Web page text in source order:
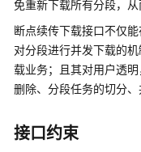
入
门
用
户
南
免重新下载所有分段，从
断点续传下载接口不仅
对分段进行并发下载的
载业务；且其对用户透
删除、分段任务的切分、
接口约束